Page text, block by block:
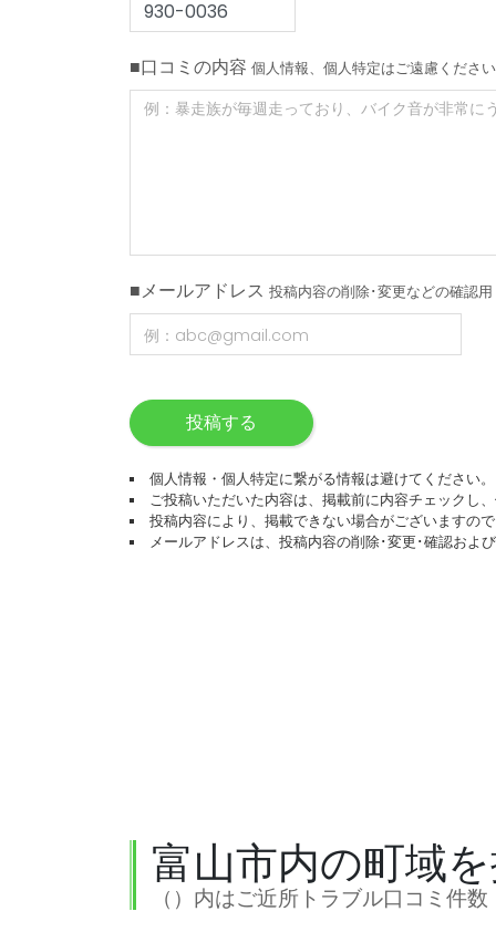
■口コミの内容 個人情報、個人特定はご遠慮ください
■メールアドレス 投稿内容の削除･変更などの確認用
投稿する
個人情報・個人特定に繋がる情報は避けてください。
ご投稿いただいた内容は、掲載前に内容チェックし
投稿内容により、掲載できない場合がございますの
メールアドレスは、投稿内容の削除･変更･確認およ
富山市内の町域
（）内はご近所トラブル口コミ件数